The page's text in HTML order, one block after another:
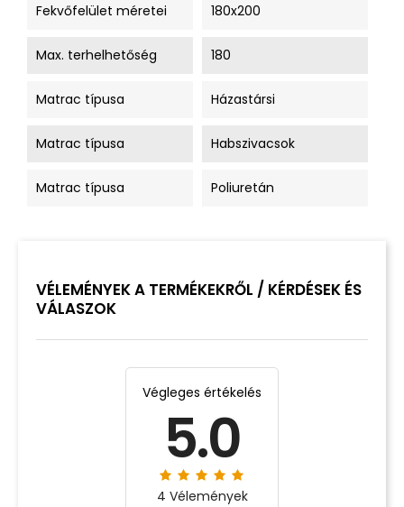
Fekvőfelület méretei 180x200
Max. terhelhetőség 180
Matrac típusa Házastársi
Matrac típusa Habszivacsok
Matrac típusa Poliuretán
VÉLEMÉNYEK A TERMÉKEKRŐL / KÉRDÉSEK ÉS
VÁLASZOK
Végleges értékelés
5.0
4 Vélemények